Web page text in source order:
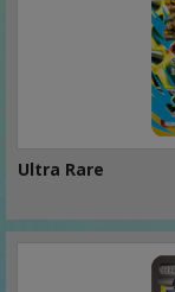
Ultra Rare